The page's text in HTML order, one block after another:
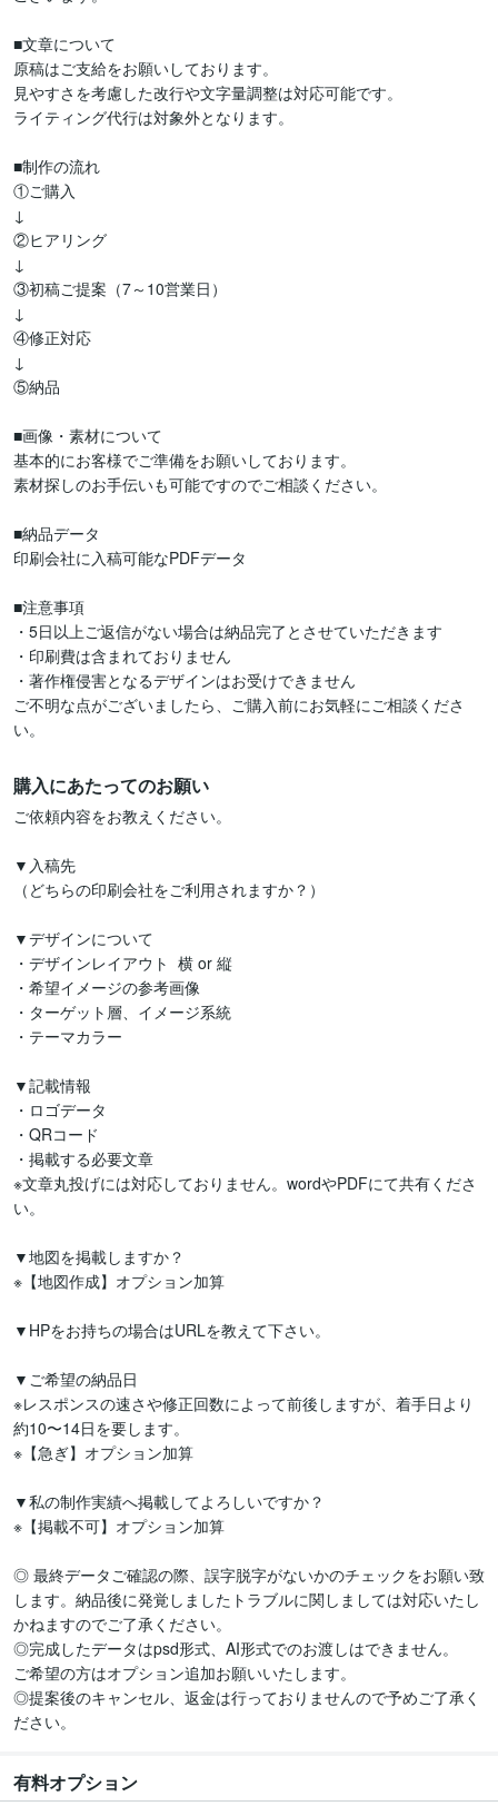
■文章について
原稿はご支給をお願いしております。
見やすさを考慮した改行や文字量調整は対応可能です。
ライティング代行は対象外となります。
■制作の流れ
①ご購入
↓
②ヒアリング
↓
③初稿ご提案（7～10営業日）
↓
④修正対応
↓
⑤納品
■画像・素材について
基本的にお客様でご準備をお願いしております。
素材探しのお手伝いも可能ですのでご相談ください。
■納品データ
印刷会社に入稿可能なPDFデータ
■注意事項
・5日以上ご返信がない場合は納品完了とさせていただきます
・印刷費は含まれておりません
・著作権侵害となるデザインはお受けできません
ご不明な点がございましたら、ご購入前にお気軽にご相談くださ
い。
購入にあたってのお願い
ご依頼内容をお教えください。
▼入稿先
（どちらの印刷会社をご利用されますか？）
▼デザインについて
・デザインレイアウト  横 or 縦
・希望イメージの参考画像
・ターゲット層、イメージ系統
・テーマカラー
▼記載情報
・ロゴデータ
・QRコード
・掲載する必要文章
※文章丸投げには対応しておりません。wordやPDFにて共有くださ
い。
▼地図を掲載しますか？
※【地図作成】オプション加算
▼HPをお持ちの場合はURLを教えて下さい。
▼ご希望の納品日
※レスポンスの速さや修正回数によって前後しますが、着手日より
約10〜14日を要します。
※【急ぎ】オプション加算
▼私の制作実績へ掲載してよろしいですか？
※【掲載不可】オプション加算
◎ 最終データご確認の際、誤字脱字がないかのチェックをお願い致
します。納品後に発覚しましたトラブルに関しましては対応いたし
かねますのでご了承ください。
◎完成したデータはpsd形式、AI形式でのお渡しはできません。
ご希望の方はオプション追加お願いいたします。
◎提案後のキャンセル、返金は行っておりませんので予めご了承く
ださい。
有料オプション